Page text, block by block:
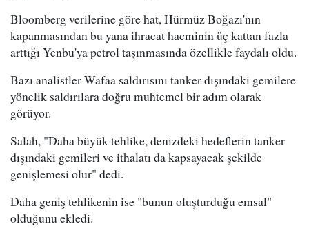
Bloomberg verilerine göre hat, Hürmüz Boğazı'nın
kapanmasından bu yana ihracat hacminin üç kattan fazla
arttığı Yenbu'ya petrol taşınmasında özellikle faydalı oldu.
Bazı analistler Wafaa saldırısını tanker dışındaki gemilere
yönelik saldırılara doğru muhtemel bir adım olarak
görüyor.
Salah, "Daha büyük tehlike, denizdeki hedeflerin tanker
dışındaki gemileri ve ithalatı da kapsayacak şekilde
genişlemesi olur" dedi.
Daha geniş tehlikenin ise "bunun oluşturduğu emsal"
olduğunu ekledi.